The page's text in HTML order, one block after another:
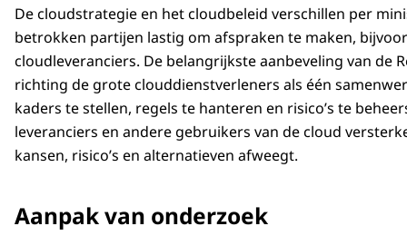
De cloudstrategie en het cloudbeleid verschillen per
betrokken partijen lastig om afspraken te maken,
cloudleveranciers. De belangrijkste aanbeveling van de
richting de grote clouddienstverleners als één
kaders te stellen, regels te hanteren en risico’s te
leveranciers en andere gebruikers van de cloud
kansen, risico’s en alternatieven afweegt.
Aanpak van onderzoek